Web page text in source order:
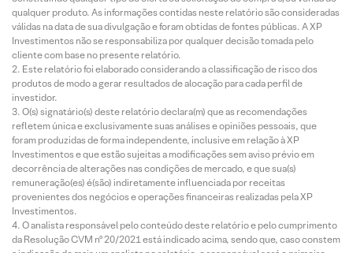
qualquer produto. As informações contidas neste relatório são consideradas
válidas na data de sua divulgação e foram obtidas de fontes públicas. A XP
Investimentos não se responsabiliza por qualquer decisão tomada pelo
cliente com base no presente relatório.
Este relatório foi elaborado considerando a classificação de risco dos
produtos de modo a gerar resultados de alocação para cada perfil de
investidor.
O(s) signatário(s) deste relatório declara(m) que as recomendações
refletem única e exclusivamente suas análises e opiniões pessoais, que
foram produzidas de forma independente, inclusive em relação à XP
Investimentos e que estão sujeitas a modificações sem aviso prévio em
decorrência de alterações nas condições de mercado, e que sua(s)
remuneração(es) é(são) indiretamente influenciada por receitas
provenientes dos negócios e operações financeiras realizadas pela XP
Investimentos.
O analista responsável pelo conteúdo deste relatório e pelo cumprimento
da Resolução CVM nº 20/2021 está indicado acima, sendo que, caso constem